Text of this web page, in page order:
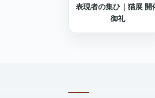
表現者の集ひ｜猫展 開
御礼